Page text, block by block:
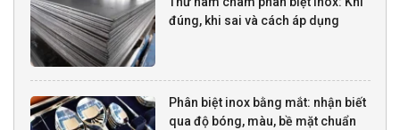
đúng, khi sai và cách áp dụng
Phân biệt inox bằng mắt: nhận biết
qua độ bóng, màu, bề mặt chuẩn